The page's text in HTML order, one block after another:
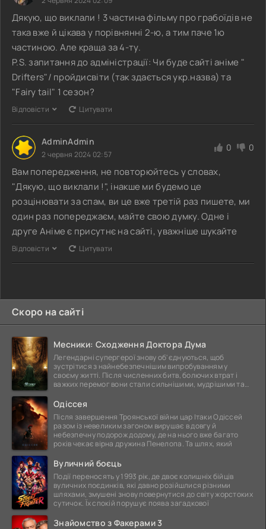
Дякую, що виклали ! 3 частина фільму про грабоїдів не
така вже й цікава у порівнянні 2-ю, а тим паче 1ю
частиною. Але краща за 4-ту.
P.S. запитання до адміністрації: Чи буде сайті аніме "
Drifters"/ пройдисвіти (так здається укр.назва) та
"Fairy tail" 1 сезон?
Відповісти Цитувати
AdminAdmin
2 червня 2024 02:57
0 0
Вам попередження, не повторюйтесь у словах,
"Дякую, що виклали !", інакше ми будемо це
розцінювати за спам, ви це вже третій раз пишете, ми
один раз попереджаєм, майте свою думку. Одне і
друге Аніме є присутнє на сайті, уважніше шукайте
Відповісти Цитувати
Скоро на сайті
Месники: Сходження Доктора Дума
Легендарні супергерої знову об'єднуються, щоб
зустрітися з найнебезпечнішим випробуванням у
своєму житті. Після численних битв, болючих втрат і
важких перемог вони стали сильнішими, мудрішими та
Одіссея
Після завершення Троянської війни цар Ітаки Одіссей
разом із невеликим загоном вирушає в довгу й
небезпечну подорож додому, де на нього вже багато
років чекає вірна дружина Пенелопа. Та шлях, який
Вуличний боєць
Події переносять у 1993 рік, де двоє колишніх бійців
вуличних поєдинків, які давно розійшлися різними
шляхами, змушені знову повернутися до світу жорстоких
сутичок. Їх спокій порушує поява загадкової
Знайомство з Факерами 3